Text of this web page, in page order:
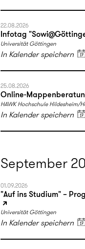
22.08.2026
Infotag
Universität Göttingen
In Kalender speichern
25.08.2026
Online-
HAWK Hochschule
In Kalender speichern
September
01.09.2026
"Auf ins Studium" –
Universität Göttingen
In Kalender speichern